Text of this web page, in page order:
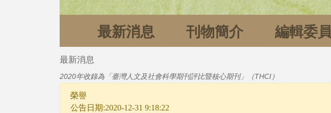
最新消息 刊物簡介 編輯委員
最新消息
2020年收錄為「臺灣人文及社會科學期刊評比暨核心期刊」（THCI）
榮譽
公告日期:2020-12-31 9:18:22